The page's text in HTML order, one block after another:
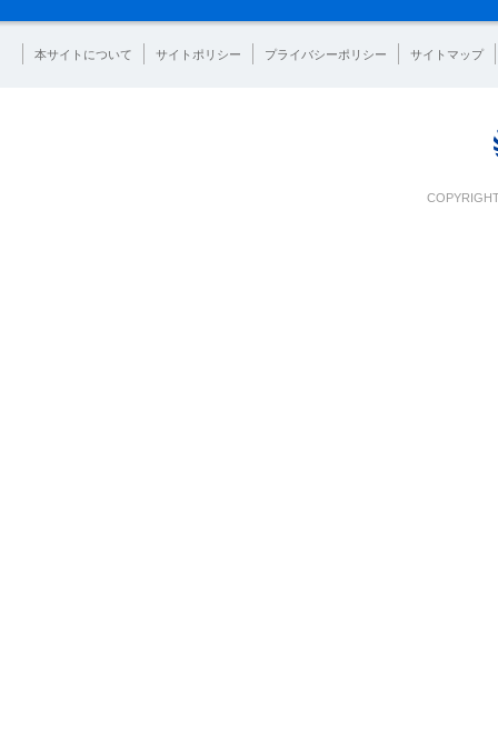
本サイトについて サイトポリシー プライバシーポリシー サイトマップ